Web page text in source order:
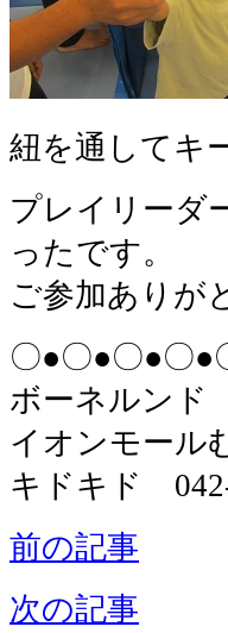
紐を通してキ
プレイリーダ
ったです。
ご参加ありが
〇●〇●〇●〇●
ボーネルン
イオンモール
キドキド
前の記事
次の記事